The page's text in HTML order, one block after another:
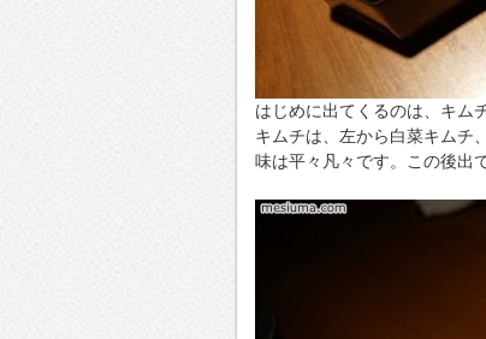
はじめに出てくるのは、キム
キムチは、左から白菜キムチ
味は平々凡々です。この後出